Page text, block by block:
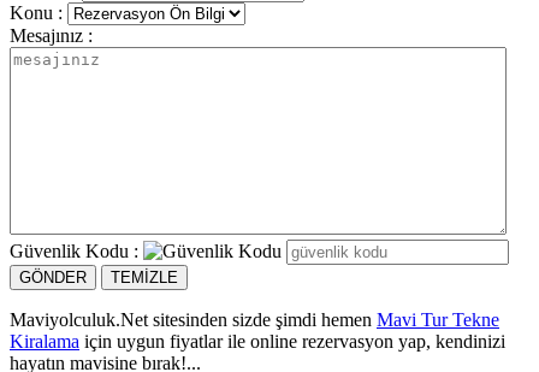
Konu :
Mesajınız :
Güvenlik Kodu :
Maviyolculuk.Net sitesinden sizde şimdi hemen Mavi Tur Tekne
Kiralama için uygun fiyatlar ile online rezervasyon yap, kendinizi
hayatın mavisine bırak!...